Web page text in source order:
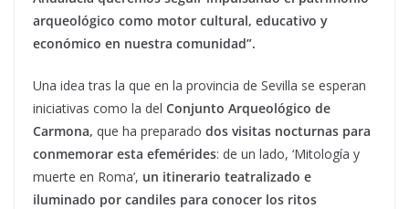
arqueológico como motor cultural, educativo y
económico en nuestra comunidad”.
Una idea tras la que en la provincia de Sevilla se esperan
iniciativas como la del Conjunto Arqueológico de
Carmona, que ha preparado dos visitas nocturnas para
conmemorar esta efemérides: de un lado, ‘Mitología y
muerte en Roma’, un itinerario teatralizado e
iluminado por candiles para conocer los ritos